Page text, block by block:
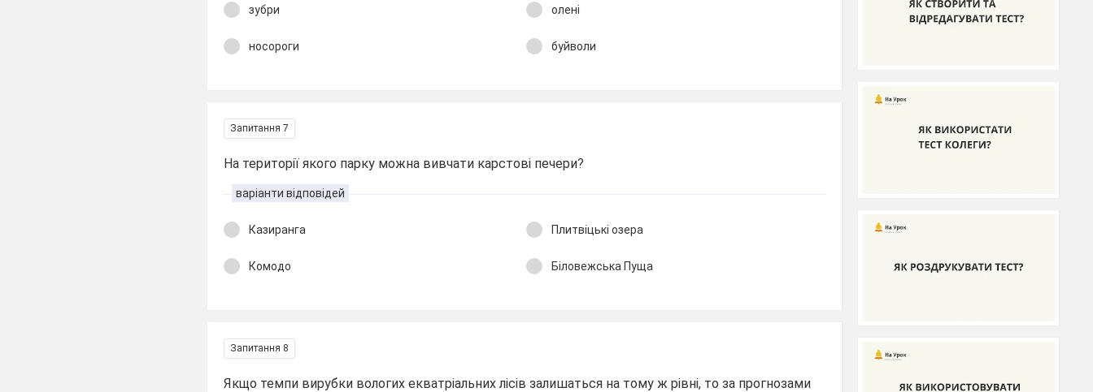
зубри олені
носороги буйволи
Запитання 7
На території якого парку можна вивчати карстові печери?
варіанти відповідей
Казиранга Плитвіцькі озера
Комодо Біловежська Пуща
Запитання 8
Якщо темпи вирубки вологих екватріальних лісів залишаться на тому ж рівні, то за прогнозами